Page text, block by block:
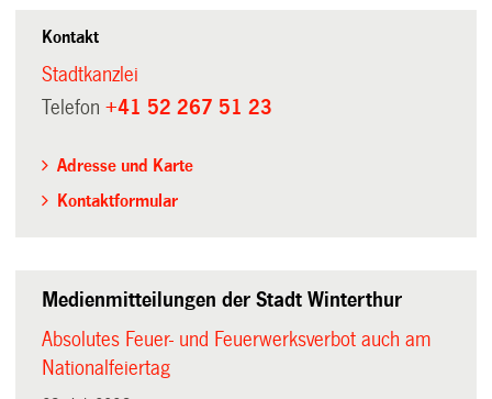
Kontakt
Stadtkanzlei
Telefon+41 52 267 51 23
Adresse und Karte
Kontaktformular
Medienmitteilungen der Stadt Winterthur
Absolutes Feuer- und Feuerwerksverbot auch am
Nationalfeiertag